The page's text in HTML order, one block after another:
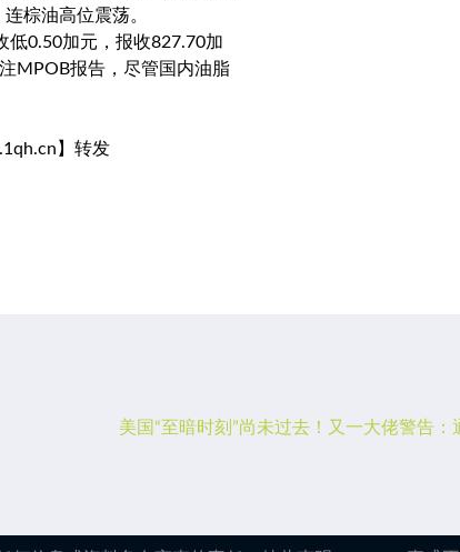
棕油高位震荡。
低0.50加元，报收827.70加
MPOB报告，尽管国内油脂
】转发
美国“至暗时刻”尚未过去！又一大佬警告